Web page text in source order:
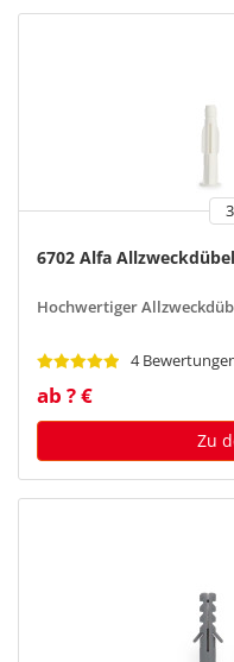
6702 Alfa
Hochwertiger
4
ab ? €
Zu